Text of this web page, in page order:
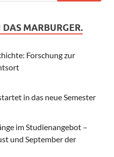
MARBURGER.
Forschung zur
in das neue Semester
im Studienangebot –
und September der